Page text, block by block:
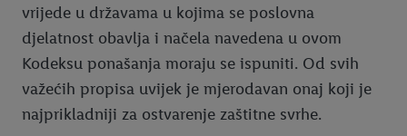
vrijede u državama u kojima se poslovna
djelatnost obavlja i načela navedena u ovom
Kodeksu ponašanja moraju se ispuniti. Od svih
važećih propisa uvijek je mjerodavan onaj koji je
najprikladniji za ostvarenje zaštitne svrhe.